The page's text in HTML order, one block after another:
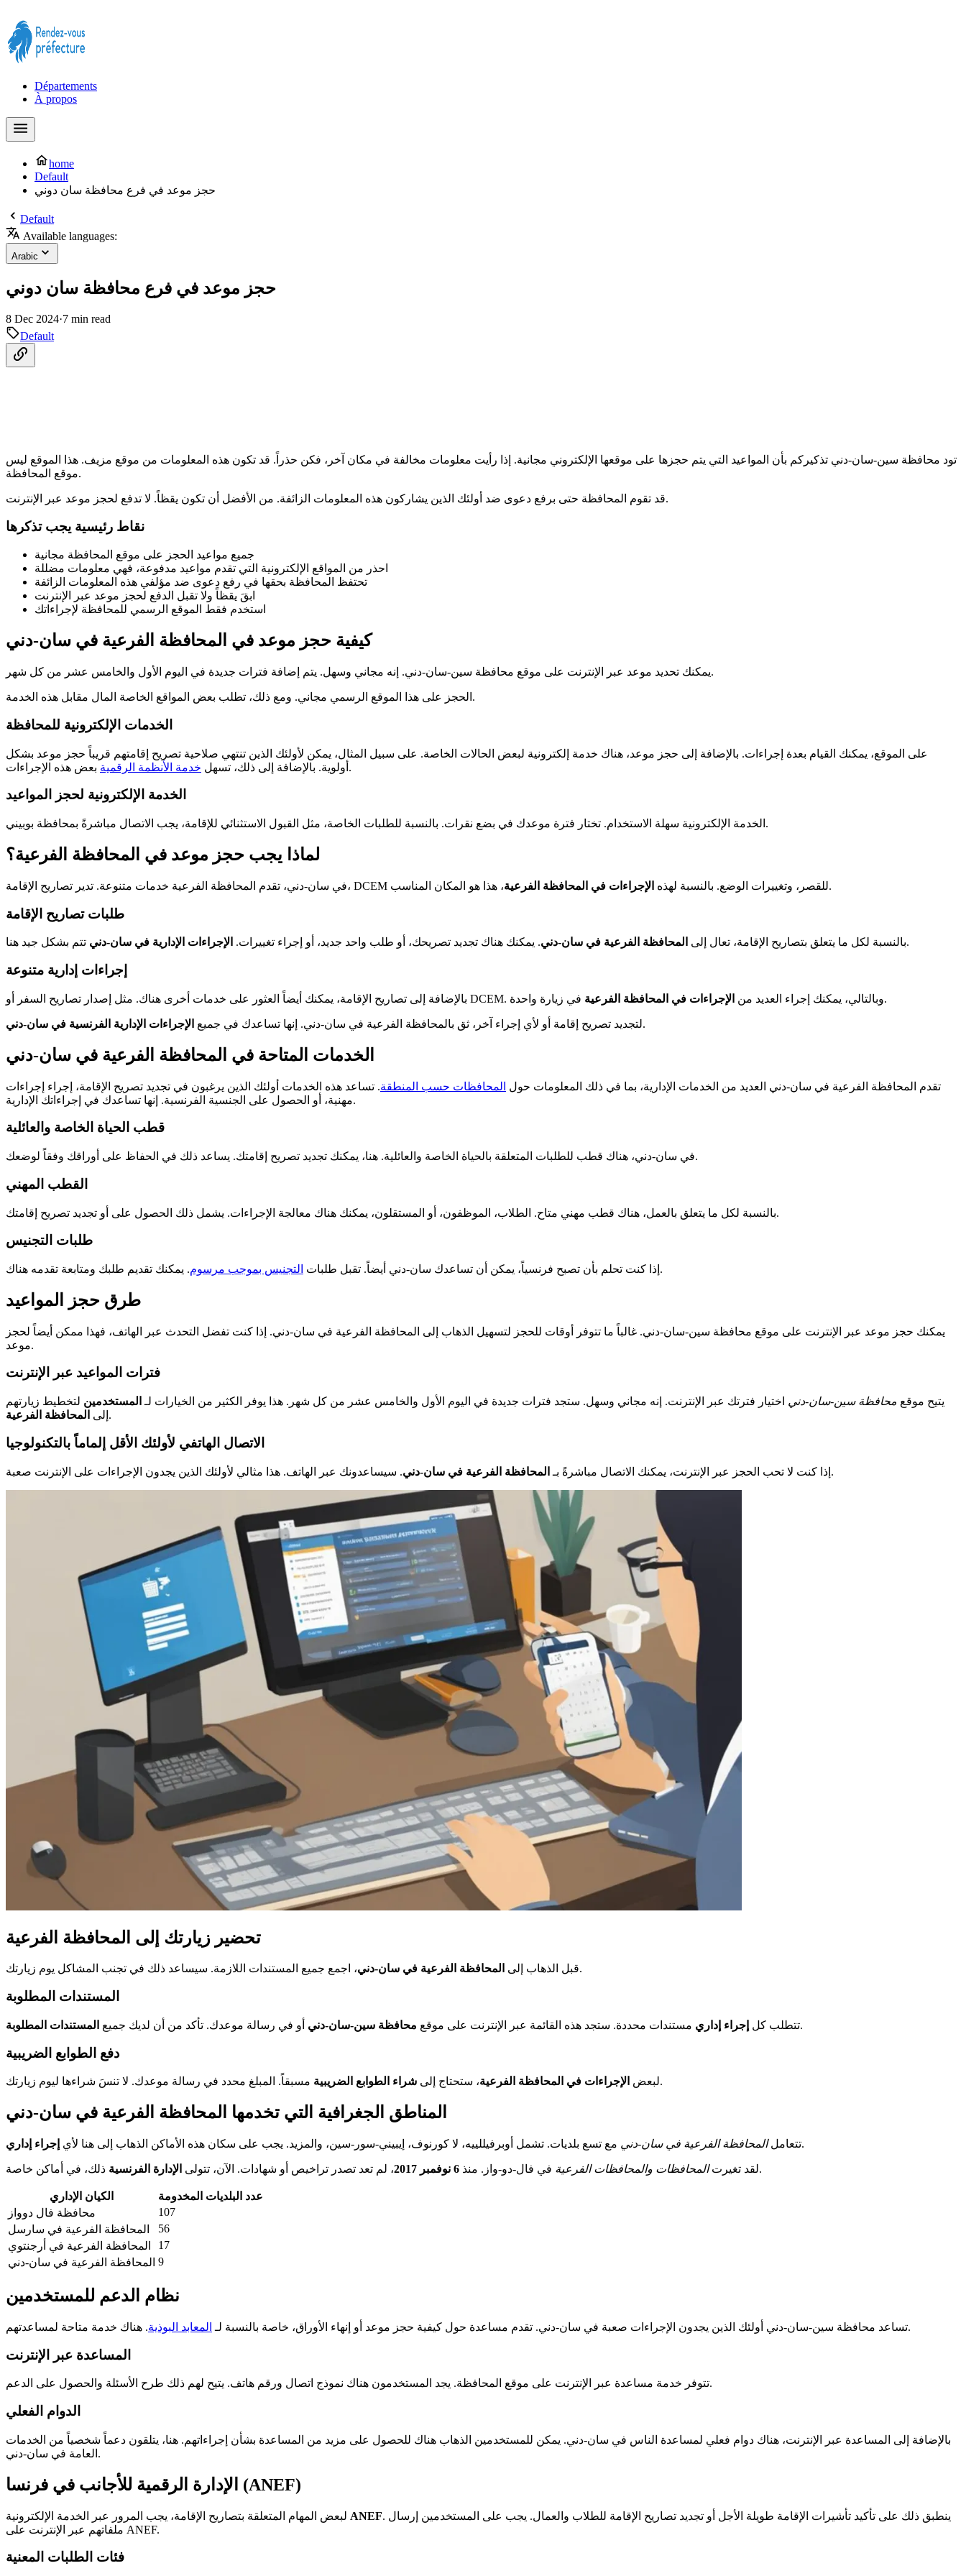
Départements
À propos
home
Default
حجز موعد في فرع محافظة سان دوني
Default
Available languages:
Arabic
حجز موعد في فرع محافظة سان دوني
8 Dec 2024·7 min read
Default
تود محافظة سين-سان-دني تذكيركم بأن المواعيد التي يتم حجزها على موقعها الإلكتروني مجانية. إذا رأيت معلومات مخالفة في مكان آخر، فكن حذراً. قد تكون هذه المعلومات من موقع مزيف. هذا الموقع ليس
موقع المحافظة.
قد تقوم المحافظة حتى برفع دعوى ضد أولئك الذين يشاركون هذه المعلومات الزائفة. من الأفضل أن تكون يقظاً. لا تدفع لحجز موعد عبر الإنترنت.
نقاط رئيسية يجب تذكرها
جميع مواعيد الحجز على موقع المحافظة مجانية
احذر من المواقع الإلكترونية التي تقدم مواعيد مدفوعة، فهي معلومات مضللة
تحتفظ المحافظة بحقها في رفع دعوى ضد مؤلفي هذه المعلومات الزائفة
ابقَ يقظاً ولا تقبل الدفع لحجز موعد عبر الإنترنت
استخدم فقط الموقع الرسمي للمحافظة لإجراءاتك
كيفية حجز موعد في المحافظة الفرعية في سان-دني
يمكنك تحديد موعد عبر الإنترنت على موقع محافظة سين-سان-دني. إنه مجاني وسهل. يتم إضافة فترات جديدة في اليوم الأول والخامس عشر من كل شهر.
الحجز على هذا الموقع الرسمي مجاني. ومع ذلك، تطلب بعض المواقع الخاصة المال مقابل هذه الخدمة.
الخدمات الإلكترونية للمحافظة
على الموقع، يمكنك القيام بعدة إجراءات. بالإضافة إلى حجز موعد، هناك خدمة إلكترونية لبعض الحالات الخاصة. على سبيل المثال، يمكن لأولئك الذين تنتهي صلاحية تصريح إقامتهم قريباً حجز موعد بشكل
أولوية. بالإضافة إلى ذلك، تسهل خدمة الأنظمة الرقمية بعض هذه الإجراءات.
الخدمة الإلكترونية لحجز المواعيد
الخدمة الإلكترونية سهلة الاستخدام. تختار فترة موعدك في بضع نقرات. بالنسبة للطلبات الخاصة، مثل القبول الاستثنائي للإقامة، يجب الاتصال مباشرةً بمحافظة بوبيني.
لماذا يجب حجز موعد في المحافظة الفرعية؟
في سان-دني، تقدم المحافظة الفرعية خدمات متنوعة. تدير تصاريح الإقامة، DCEM للقصر، وتغييرات الوضع. بالنسبة لهذه الإجراءات في المحافظة الفرعية ، هذا هو المكان المناسب.
طلبات تصاريح الإقامة
بالنسبة لكل ما يتعلق بتصاريح الإقامة، تعال إلى المحافظة الفرعية في سان-دني. يمكنك هناك تجديد تصريحك، أو طلب واحد جديد، أو إجراء تغييرات. الإجراءات الإدارية في سان-دني تتم بشكل جيد هنا.
إجراءات إدارية متنوعة
بالإضافة إلى تصاريح الإقامة، يمكنك أيضاً العثور على خدمات أخرى هناك. مثل إصدار تصاريح السفر أو DCEM. وبالتالي، يمكنك إجراء العديد من الإجراءات في المحافظة الفرعية في زيارة واحدة.
لتجديد تصريح إقامة أو لأي إجراء آخر، ثق بالمحافظة الفرعية في سان-دني. إنها تساعدك في جميع الإجراءات الإدارية الفرنسية في سان-دني .
الخدمات المتاحة في المحافظة الفرعية في سان-دني
تقدم المحافظة الفرعية في سان-دني العديد من الخدمات الإدارية، بما في ذلك المعلومات حول المحافظات حسب المنطقة. تساعد هذه الخدمات أولئك الذين يرغبون في تجديد تصريح الإقامة، إجراء إجراءات
مهنية، أو الحصول على الجنسية الفرنسية. إنها تساعدك في إجراءاتك الإدارية.
قطب الحياة الخاصة والعائلية
في سان-دني، هناك قطب للطلبات المتعلقة بالحياة الخاصة والعائلية. هنا، يمكنك تجديد تصريح إقامتك. يساعد ذلك في الحفاظ على أوراقك وفقاً لوضعك.
القطب المهني
بالنسبة لكل ما يتعلق بالعمل، هناك قطب مهني متاح. الطلاب، الموظفون، أو المستقلون، يمكنك هناك معالجة الإجراءات. يشمل ذلك الحصول على أو تجديد تصريح إقامتك.
طلبات التجنيس
إذا كنت تحلم بأن تصبح فرنسياً، يمكن أن تساعدك سان-دني أيضاً. تقبل طلبات التجنيس بموجب مرسوم . يمكنك تقديم طلبك ومتابعة تقدمه هناك.
طرق حجز المواعيد
يمكنك حجز موعد عبر الإنترنت على موقع محافظة سين-سان-دني. غالباً ما تتوفر أوقات للحجز لتسهيل الذهاب إلى المحافظة الفرعية في سان-دني. إذا كنت تفضل التحدث عبر الهاتف، فهذا ممكن أيضاً لحجز
موعد.
فترات المواعيد عبر الإنترنت
يتيح موقع محافظة سين-سان-دني اختيار فترتك عبر الإنترنت. إنه مجاني وسهل. ستجد فترات جديدة في اليوم الأول والخامس عشر من كل شهر. هذا يوفر الكثير من الخيارات لـ المستخدمين لتخطيط زيارتهم
إلى المحافظة الفرعية .
الاتصال الهاتفي لأولئك الأقل إلماماً بالتكنولوجيا
إذا كنت لا تحب الحجز عبر الإنترنت، يمكنك الاتصال مباشرةً بـ المحافظة الفرعية في سان-دني . سيساعدونك عبر الهاتف. هذا مثالي لأولئك الذين يجدون الإجراءات على الإنترنت صعبة.
تحضير زيارتك إلى المحافظة الفرعية
قبل الذهاب إلى المحافظة الفرعية في سان-دني ، اجمع جميع المستندات اللازمة. سيساعد ذلك في تجنب المشاكل يوم زيارتك.
المستندات المطلوبة
تتطلب كل إجراء إداري مستندات محددة. ستجد هذه القائمة عبر الإنترنت على موقع محافظة سين-سان-دني أو في رسالة موعدك. تأكد من أن لديك جميع المستندات المطلوبة .
دفع الطوابع الضريبية
لبعض الإجراءات في المحافظة الفرعية، ستحتاج إلى شراء الطوابع الضريبية مسبقاً. المبلغ محدد في رسالة موعدك. لا تنسَ شراءها ليوم زيارتك.
المناطق الجغرافية التي تخدمها المحافظة الفرعية في سان-دني
تتعاملالمحافظة الفرعية في سان-دني مع تسع بلديات. تشمل أوبرفيللييه، لا كورنوف، إيبيني-سور-سين، والمزيد. يجب على سكان هذه الأماكن الذهاب إلى هنا لأي إجراء إداري .
لقد تغيرتالمحافظات والمحافظات الفرعية في فال-دو-واز. منذ 6 نوفمبر 2017 ، لم تعد تصدر تراخيص أو شهادات. الآن، تتولى الإدارة الفرنسية ذلك، في أماكن خاصة.
الكيان الإداري
عدد البلديات المخدومة
محافظة فال دوواز
107
المحافظة الفرعية في سارسل
56
المحافظة الفرعية في أرجنتوي
17
المحافظة الفرعية في سان-دني 9
نظام الدعم للمستخدمين
تساعد محافظة سين-سان-دني أولئك الذين يجدون الإجراءات صعبة في سان-دني. تقدم مساعدة حول كيفية حجز موعد أو إنهاء الأوراق، خاصة بالنسبة لـ المعابد البوذية . هناك خدمة متاحة لمساعدتهم.
المساعدة عبر الإنترنت
تتوفر خدمة مساعدة عبر الإنترنت على موقع المحافظة. يجد المستخدمون هناك نموذج اتصال ورقم هاتف . يتيح لهم ذلك طرح الأسئلة والحصول على الدعم.
الدوام الفعلي
بالإضافة إلى المساعدة عبر الإنترنت، هناك دوام فعلي لمساعدة الناس في سان-دني. يمكن للمستخدمين الذهاب هناك للحصول على مزيد من المساعدة بشأن إجراءاتهم. هنا، يتلقون دعماً شخصياً من الخدمات
العامة في سان-دني .
الإدارة الرقمية للأجانب في فرنسا (ANEF)
ANEF. ينطبق ذلك على تأكيد تأشيرات الإقامة طويلة الأجل أو تجديد تصاريح الإقامة للطلاب والعمال. يجب على المستخدمين إرسال
ملفاتهم عبر الإنترنت على ANEF.
فئات الطلبات المعنية